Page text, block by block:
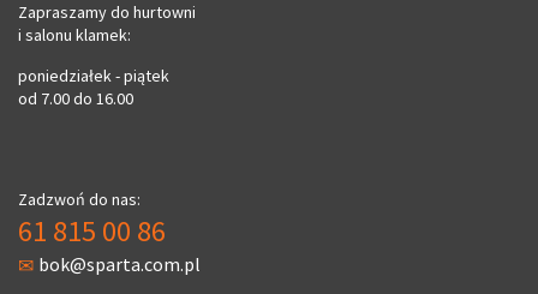
Zapraszamy do hurtowni
i salonu klamek:
poniedziałek - piątek
od 7.00 do 16.00
Zadzwoń do nas:
61 815 00 86
bok@sparta.com.pl